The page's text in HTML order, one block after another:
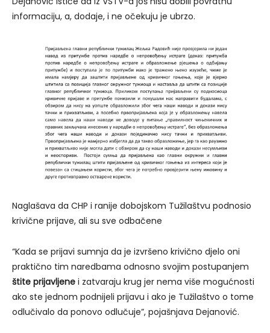
informaciju, a, dodaje, i ne očekuju je ubrzo.
Naglašava da CHP i ranije dobojskom Tužilaštvu podnosio
krivične prijave, ali su sve odbačene
“Kada se prijavi sumnja da je izvršeno krivično djelo oni
praktično tim naredbama odnosno svojim postupanjem
štite prijavljene i zatvaraju krug jer nema više mogućnosti
ako ste jednom podnijeli prijavu i ako je Tužilaštvo o tome
odlučivalo da ponovo odlučuje”, pojašnjava Dejanović.